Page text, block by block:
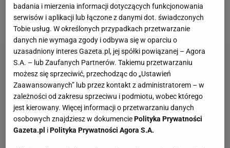
sklasyfikowana na trzeciej pozycji. Biało-czerwoni
przegrali drugie miejsce o 0,5 punktu.
badania i mierzenia informacji dotyczących funkcjonowania
serwisów i aplikacji lub łączone z danymi dot. świadczonych
Tobie usług. W określonych przypadkach przetwarzanie
danych nie wymaga zgody i odbywa się w oparciu o
uzasadniony interes Gazeta.pl, jej spółki powiązanej – Agora
S.A. – lub Zaufanych Partnerów. Takiemu przetwarzaniu
możesz się sprzeciwić, przechodząc do „Ustawień
Zaawansowanych” lub przez kontakt z administratorem – w
zależności od zakresu sprzeciwu i podmiotu, wobec którego
jest kierowany. Więcej informacji o przetwarzaniu danych
osobowych znajdziesz w dokumenciePolityka Prywatności
Gazeta.pl iPolityka Prywatności Agora S.A.